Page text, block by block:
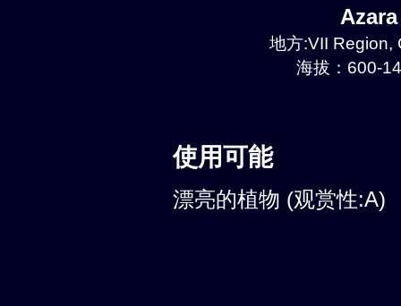
地方:VII Region,
海拔：600-
使用可能
漂亮的植物 (观赏性:A)